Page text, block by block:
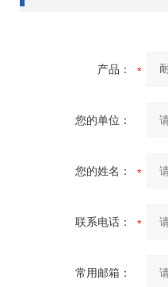
产品：
您的单位：
您的姓名：
联系电话：
常用邮箱：